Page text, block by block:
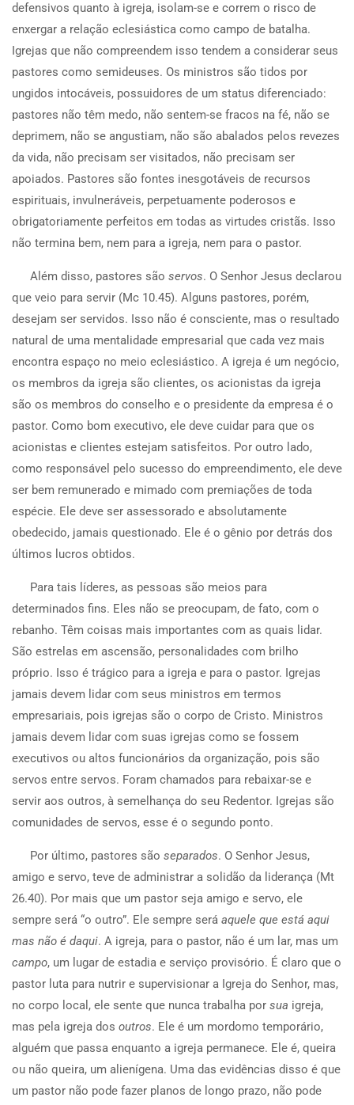
defensivos quanto à igreja, isolam-se e correm o risco de
enxergar a relação eclesiástica como campo de batalha.
Igrejas que não compreendem isso tendem a considerar seus
pastores como semideuses. Os ministros são tidos por
ungidos intocáveis, possuidores de um status diferenciado:
pastores não têm medo, não sentem-se fracos na fé, não se
deprimem, não se angustiam, não são abalados pelos revezes
da vida, não precisam ser visitados, não precisam ser
apoiados. Pastores são fontes inesgotáveis de recursos
espirituais, invulneráveis, perpetuamente poderosos e
obrigatoriamente perfeitos em todas as virtudes cristãs. Isso
não termina bem, nem para a igreja, nem para o pastor.
Além disso, pastores são servos. O Senhor Jesus declarou
que veio para servir (Mc 10.45). Alguns pastores, porém,
desejam ser servidos. Isso não é consciente, mas o resultado
natural de uma mentalidade empresarial que cada vez mais
encontra espaço no meio eclesiástico. A igreja é um negócio,
os membros da igreja são clientes, os acionistas da igreja
são os membros do conselho e o presidente da empresa é o
pastor. Como bom executivo, ele deve cuidar para que os
acionistas e clientes estejam satisfeitos. Por outro lado,
como responsável pelo sucesso do empreendimento, ele deve
ser bem remunerado e mimado com premiações de toda
espécie. Ele deve ser assessorado e absolutamente
obedecido, jamais questionado. Ele é o gênio por detrás dos
últimos lucros obtidos.
Para tais líderes, as pessoas são meios para
determinados fins. Eles não se preocupam, de fato, com o
rebanho. Têm coisas mais importantes com as quais lidar.
São estrelas em ascensão, personalidades com brilho
próprio. Isso é trágico para a igreja e para o pastor. Igrejas
jamais devem lidar com seus ministros em termos
empresariais, pois igrejas são o corpo de Cristo. Ministros
jamais devem lidar com suas igrejas como se fossem
executivos ou altos funcionários da organização, pois são
servos entre servos. Foram chamados para rebaixar-se e
servir aos outros, à semelhança do seu Redentor. Igrejas são
comunidades de servos, esse é o segundo ponto.
Por último, pastores são separados. O Senhor Jesus,
amigo e servo, teve de administrar a solidão da liderança (Mt
26.40). Por mais que um pastor seja amigo e servo, ele
sempre será “o outro”. Ele sempre será aquele que está aqui
mas não é daqui. A igreja, para o pastor, não é um lar, mas um
campo, um lugar de estadia e serviço provisório. É claro que o
pastor luta para nutrir e supervisionar a Igreja do Senhor, mas,
no corpo local, ele sente que nunca trabalha por sua igreja,
mas pela igreja dos outros. Ele é um mordomo temporário,
alguém que passa enquanto a igreja permanece. Ele é, queira
ou não queira, um alienígena. Uma das evidências disso é que
um pastor não pode fazer planos de longo prazo, não pode